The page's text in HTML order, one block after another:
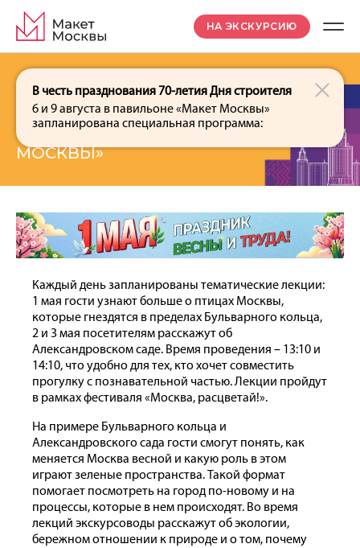
НА ЭКСКУРСИЮ
30 апреля
ПРОГРАММА К ПРАЗДНИКУ ВЕСНЫ И
ТРУДА В ПАВИЛЬОНЕ «МАКЕТ
МОСКВЫ»
Каждый день запланированы тематические лекции:
1 мая гости узнают больше о птицах Москвы,
которые гнездятся в пределах Бульварного кольца,
2 и 3 мая посетителям расскажут об
Александровском саде. Время проведения – 13:10 и
14:10, что удобно для тех, кто хочет совместить
прогулку с познавательной частью. Лекции пройдут
в рамках фестиваля «Москва, расцветай!».
На примере Бульварного кольца и
Александровского сада гости смогут понять, как
меняется Москва весной и какую роль в этом
играют зеленые пространства. Такой формат
помогает посмотреть на город по-новому и на
процессы, которые в нем происходят. Во время
лекций экскурсоводы расскажут об экологии,
бережном отношении к природе и о том, почему
В честь празднования 70-летия Дня строителя
6 и 9 августа в павильоне «Макет Москвы»
запланирована специальная программа: